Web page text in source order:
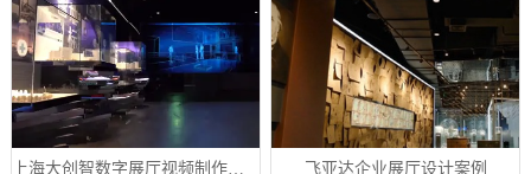
上海大创智数字展厅视频制作案例分享 飞亚达企业展厅设计案例